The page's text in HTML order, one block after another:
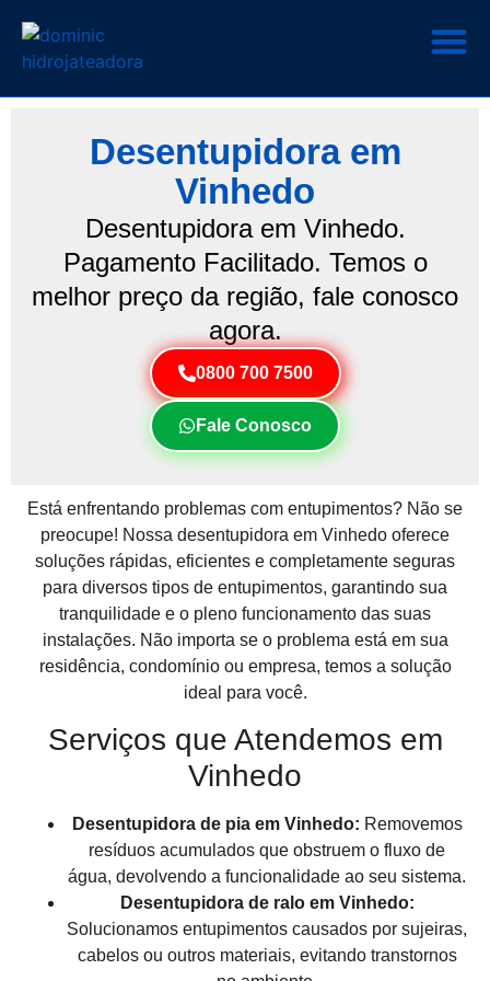
Desentupidora em
Vinhedo
Desentupidora em Vinhedo.
Pagamento Facilitado. Temos o
melhor preço da região, fale conosco
agora.
0800 700 7500
Fale Conosco
Está enfrentando problemas com entupimentos? Não se
preocupe! Nossa desentupidora em Vinhedo oferece
soluções rápidas, eficientes e completamente seguras
para diversos tipos de entupimentos, garantindo sua
tranquilidade e o pleno funcionamento das suas
instalações. Não importa se o problema está em sua
residência, condomínio ou empresa, temos a solução
ideal para você.
Serviços que Atendemos em
Vinhedo
Desentupidora de pia em Vinhedo: Removemos
resíduos acumulados que obstruem o fluxo de
água, devolvendo a funcionalidade ao seu sistema.
Desentupidora de ralo em Vinhedo:
Solucionamos entupimentos causados por sujeiras,
cabelos ou outros materiais, evitando transtornos